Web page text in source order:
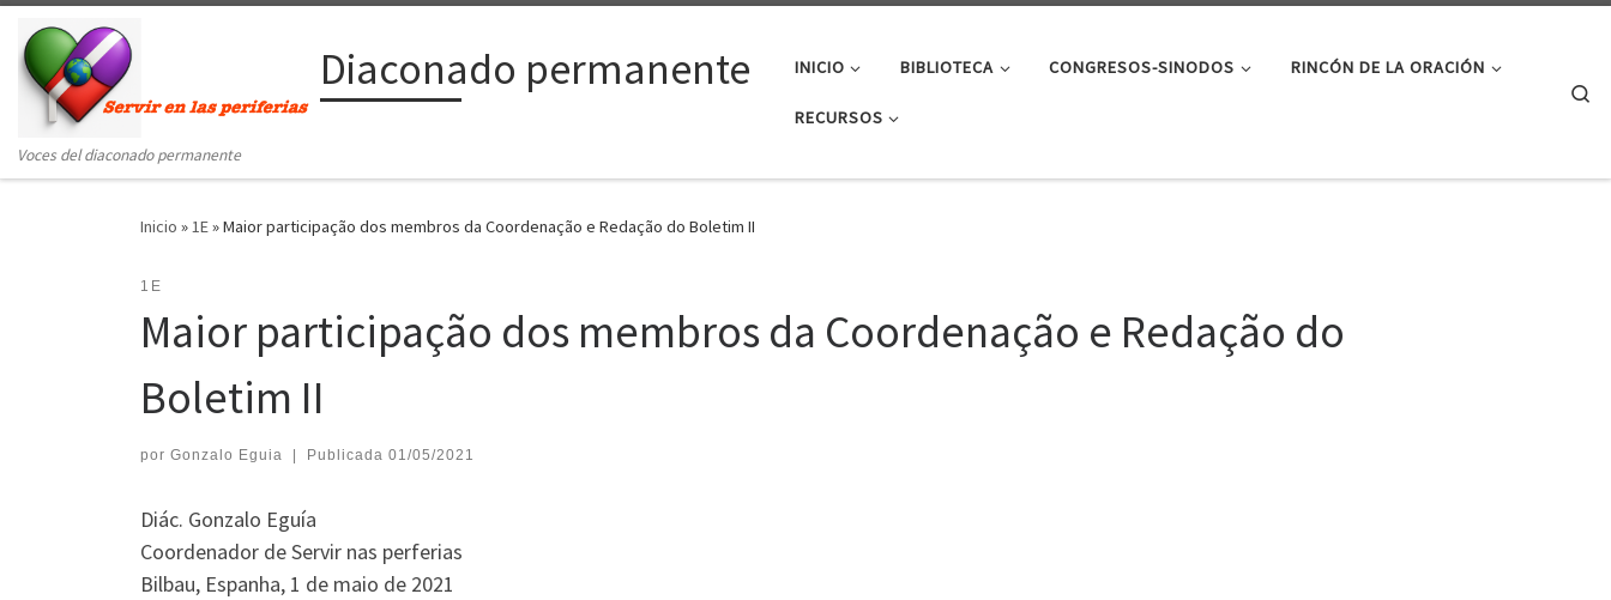
Saltar al contenido
Diaconado permanente
Voces del diaconado permanente
INICIO BIBLIOTECA CONGRESOS-SINODOS RINCÓN DE LA ORACIÓN
RECURSOS
Inicio »1E»Maior participação dos membros da Coordenação e Redação do Boletim II
1E
Maior participação dos membros da Coordenação e Redação do
Boletim II
por Gonzalo Eguia Publicada 01/05/2021
Diác. Gonzalo Eguía
Coordenador de Servir nas perferias
Bilbau, Espanha, 1 de maio de 2021